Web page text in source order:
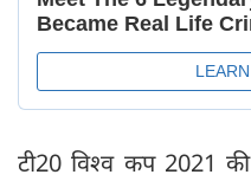
टी20 विश्व कप 2021